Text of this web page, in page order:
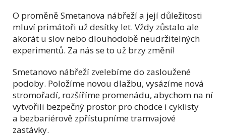
O proměně Smetanova nábřeží a její důležitosti
mluví primátoři už desítky let. Vždy zůstalo ale
akorát u slov nebo dlouhodobě neudržitelných
experimentů. Za nás se to už brzy změní!
Smetanovo nábřeží zvelebíme do zasloužené
podoby. Položíme novou dlažbu, vysázíme nová
stromořadí, rozšíříme promenádu, abychom na ní
vytvořili bezpečný prostor pro chodce i cyklisty
a bezbariérově zpřístupníme tramvajové
zastávky.